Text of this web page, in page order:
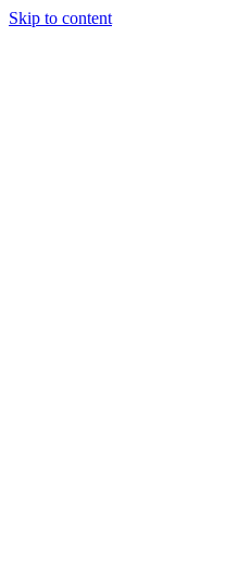
Skip to content